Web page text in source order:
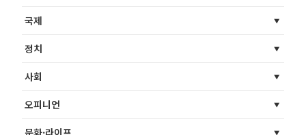
국제
정치
사회
오피니언
문화·라이프